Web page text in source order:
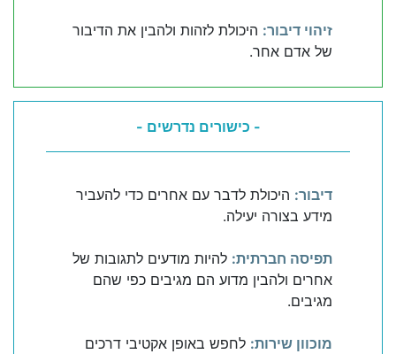
זיהוי דיבור: היכולת לזהות ולהבין את הדיבור
של אדם אחר.
- כישורים נדרשים -
דיבור: היכולת לדבר עם אחרים כדי להעביר
מידע בצורה יעילה.
תפיסה חברתית: להיות מודעים לתגובות של
אחרים ולהבין מדוע הם מגיבים כפי שהם
מגיבים.
מוכוון שירות: לחפש באופן אקטיבי דרכים